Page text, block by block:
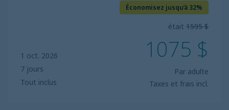
1 oct. 2026
7 jours
Tout inclus
Économisez jusqu’à 32%
était 1595 $
1075 $
Par adulte
Taxes et frais incl.